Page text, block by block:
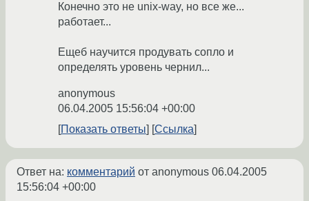
Конечно это не unix-way, но все же...
работает...
Ещеб научится продувать сопло и
определять уровень чернил...
anonymous
06.04.2005 15:56:04 +00:00
Показать ответы
Ссылка
Ответ на: комментарий от anonymous 06.04.2005
15:56:04 +00:00